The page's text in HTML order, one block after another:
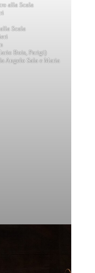
alla Scala
Scala
Bois, Parigi)
Angelo Sala e Maria